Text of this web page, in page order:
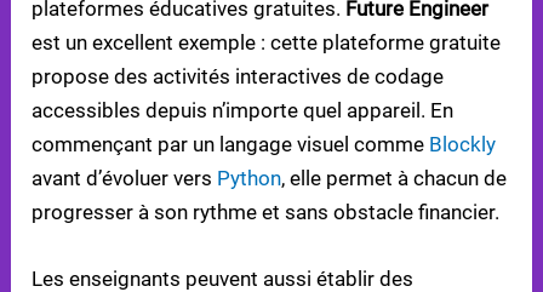
plateformes éducatives gratuites. Future Engineer
est un excellent exemple : cette plateforme gratuite
propose des activités interactives de codage
accessibles depuis n’importe quel appareil. En
commençant par un langage visuel comme Blockly
avant d’évoluer vers Python, elle permet à chacun de
progresser à son rythme et sans obstacle financier.
Les enseignants peuvent aussi établir des